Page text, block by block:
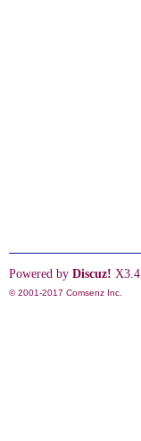
Powered by Discuz! X3.4
© 2001-2017 Comsenz Inc.